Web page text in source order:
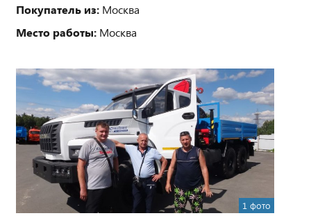
Покупатель из: Москва
Место работы: Москва
1 фото